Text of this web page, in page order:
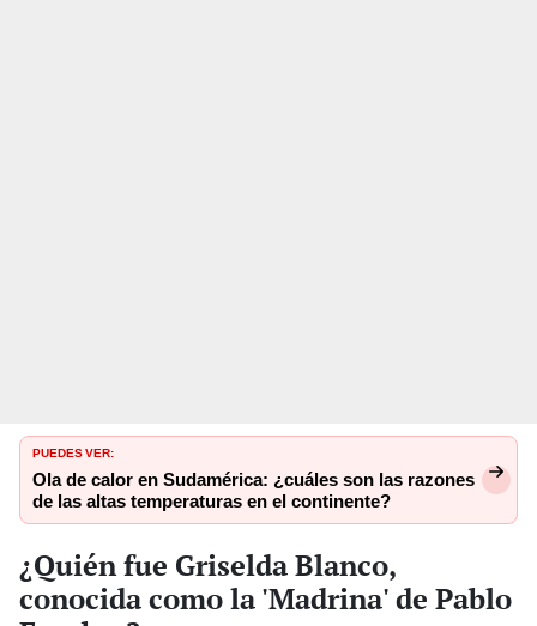
PUEDES VER:
Ola de calor en Sudamérica: ¿cuáles son las razones
de las altas temperaturas en el continente?
¿Quién fue Griselda Blanco,
conocida como la 'Madrina' de Pablo